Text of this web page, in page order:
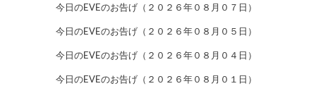
今日のEVEのお告げ（２０２６年０８月０７日）
今日のEVEのお告げ（２０２６年０８月０５日）
今日のEVEのお告げ（２０２６年０８月０４日）
今日のEVEのお告げ（２０２６年０８月０１日）